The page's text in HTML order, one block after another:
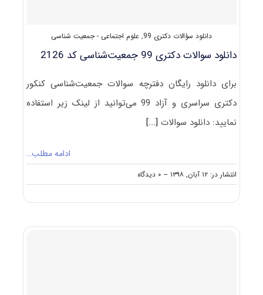
دانلود سؤالات دکتری 99 , علوم اجتماعی - جمعیت شناسی
دانلود سوالات دکتری 99 جمعیت‌شناسی کد 2126
برای دانلود رایگان دفترچه سوالات جمعیت‌شناسی کنکور
دکتری سراسری و آزاد 99 می‌توانید از لینک زیر استفاده
نمایید: دانلود سوالات[...]
ادامه مطلب…
انتشار در: ۱۲ آبان, ۱۳۹۸ -- ۰ دیدگاه
on
دانلود
جمعیت‌شناسی